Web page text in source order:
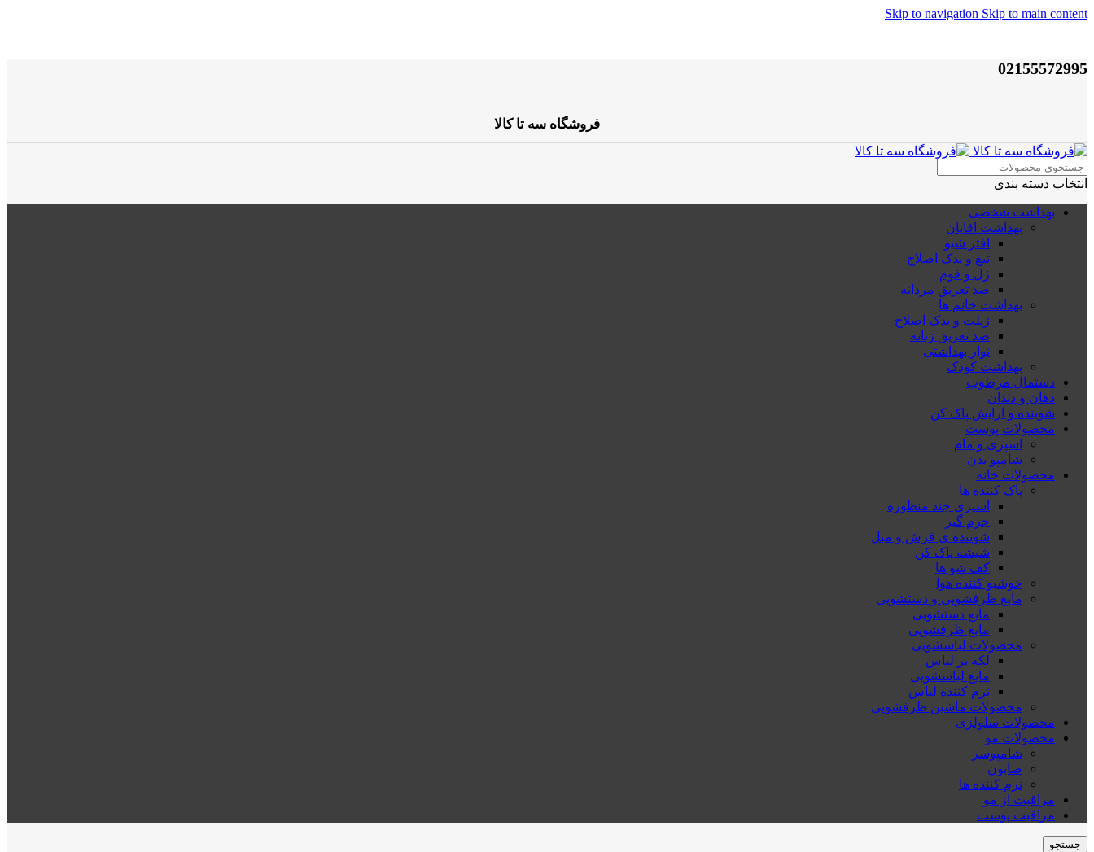
Skip to navigation Skip to main content
02155572995
فروشگاه سه تا کالا
انتخاب دسته بندی
بهداشت شخصی
بهداشت اقایان
افتر شیو
تیغ و یدک اصلاح
ژل و فوم
ضد تعریق مردانه
بهداشت خانم ها
ژیلت و یدک اصلاح
ضد تعریق زنانه
نوار بهداشتی
بهداشت کودک
دستمال مرطوب
دهان و دندان
شوینده و ارایش پاک کن
محصولات پوست
اسپری و مام
شامپو بدن
محصولات خانه
پاک کننده ها
اسپری چند منظوره
جرم گیر
شوینده ی فرش و مبل
شیشه پاک کن
کف شو ها
خوشبو کننده هوا
مایع ظرفشویی و دستشویی
مایع دستشویی
مایع ظرفشویی
محصولات لباسشویی
لکه بر لباس
مایع لباسشویی
نرم کننده لباس
محصولات ماشین ظرفشویی
محصولات سلولزی
محصولات مو
شامپوسر
صابون
نرم کننده ها
مراقبت از مو
مراقبت پوست
جستجو